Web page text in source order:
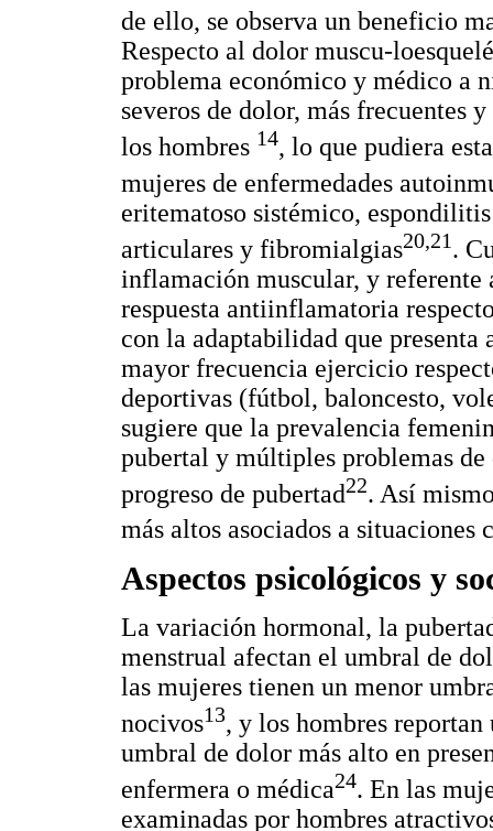
de ello, se observa un beneficio
Respecto al dolor muscu-
problema económico y médico a
severos de dolor, más frecuentes
los hombres 14, lo que pudiera
mujeres de enfermedades
eritematoso sistémico,
articulares y fibromialgias20,21.
inflamación muscular, y referente
respuesta antiinflamatoria
con la adaptabilidad que
mayor frecuencia ejercicio
deportivas (fútbol, baloncesto,
sugiere que la prevalencia
pubertal y múltiples problemas de
progreso de pubertad22. Así
más altos asociados a situaciones
Aspectos psicológicos y
La variación hormonal, la
menstrual afectan el umbral de
las mujeres tienen un menor
nocivos13, y los hombres
umbral de dolor más alto en
enfermera o médica24. En las
examinadas por hombres